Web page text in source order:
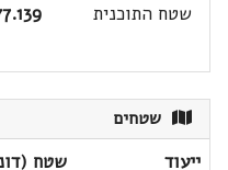
שטח התוכנית
שטחים
ייעוד שטח